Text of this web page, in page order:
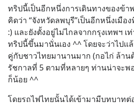
ทริปนี้เป็นอีกหนึ่งการเดินทางของข้า
คิดว่า “จังหวัดลพบุรี”เป็นอีกหนึ่งเมือ
:) และยังตั้งอยู่ไม่ไกลจากกรุงเทพฯ เ
ทริปนี้ขึ้นมานั่นเอง ^^ โดยจะว่าไปแ
คู่กับชาวไทยมานานมาก (กอไก่ ล้าน
รัชกาลที่ 5 ตามที่หลายๆ ท่านน่าจะพ
ก็น้อย ^^
โดยรถไฟไทยนั้นได้เข้ามามีบทบาทต่